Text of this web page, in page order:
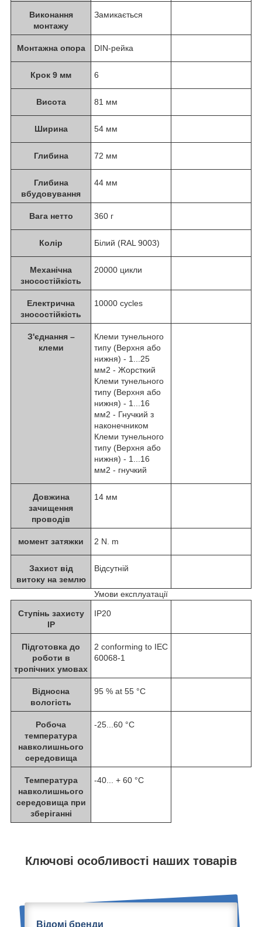
Виконання
монтажу
Замикається
Монтажна опора DIN-рейка
Крок 9 мм 6
Висота 81 мм
Ширина 54 мм
Глибина 72 мм
Глибина
вбудовування
44 мм
Вага нетто 360 г
Колір Білий (RAL 9003)
Механічна
зносостійкість
20000 цикли
Електрична
зносостійкість
10000 cycles
З'єднання –
клеми
Клеми тунельного
типу (Верхня або
нижня) - 1...25
мм2 - Жорсткий
Клеми тунельного
типу (Верхня або
нижня) - 1...16
мм2 - Гнучкий з
наконечником
Клеми тунельного
типу (Верхня або
нижня) - 1...16
мм2 - гнучкий
Довжина
зачищення
проводів
14 мм
момент затяжки 2 N. m
Захист від
витоку на землю
Відсутній
Умови експлуатації
Ступінь захисту
IP
IP20
Підготовка до
роботи в
тропічних умовах
2 conforming to IEC
60068-1
Відносна
вологість
95 % at 55 °C
Робоча
температура
навколишнього
середовища
-25...60 °C
Температура
навколишнього
середовища при
зберіганні
-40... + 60 °C
Ключові особливості наших товарів
Відомі бренди